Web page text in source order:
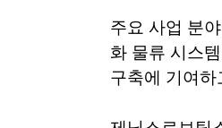
주요 사업 분
화 물류 시스
구축에 기여하